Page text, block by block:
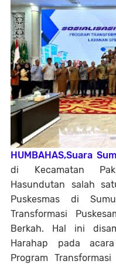
HUMBAHAS,Suara
di Kecamatan
Hasundutan salah
Puskesmas di
Transformasi
Berkah. Hal ini
Harahap pada
Program